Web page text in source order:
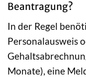
Beantragung?
In der Regel
Personalausweis
Monate), eine